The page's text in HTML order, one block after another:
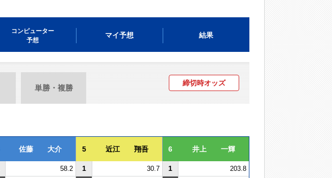
コンピューター
予想
マイ予想 結果
単勝・複勝
締切時オッズ
佐藤 大介 5 近江 翔吾 6 井上 一輝
58.2 1 30.7 1 203.8